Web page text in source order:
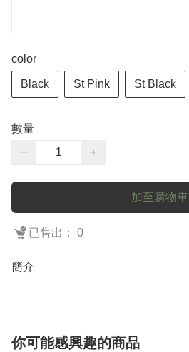
color
Black St Pink St Black
數量
−
+
加至購物車
已售出： 0
簡介
你可能感興趣的商品